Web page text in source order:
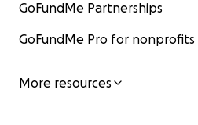
GoFundMe Partnerships
GoFundMe Pro for nonprofits
More resources